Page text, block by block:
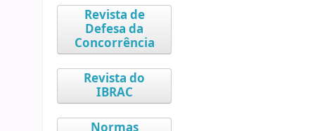
Revista de
Defesa da
Concorrência
Revista do
IBRAC